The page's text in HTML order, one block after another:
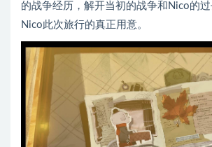
的战争经历，解开当初的战争和Nico的
Nico此次旅行的真正用意。